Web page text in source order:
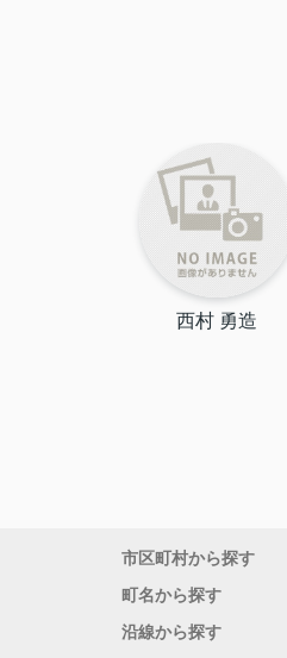
西村 勇造
市区町村から探す
町名から探す
沿線から探す